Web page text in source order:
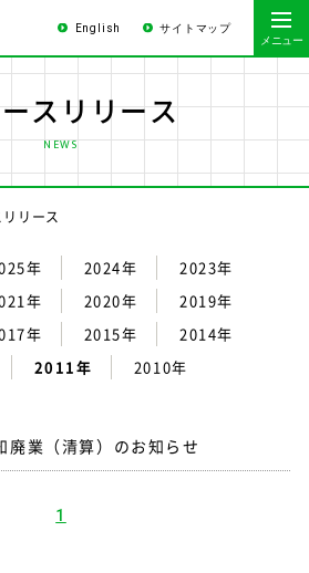
English サイトマップ
スリリース
NEWS
リース
年 2024年
2023年
年 2020年
2019年
年 2015年
2014年
2011年 2010年
廃業（清算）のお知らせ
1